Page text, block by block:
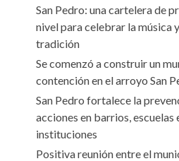
San Pedro: una cartelera de
nivel para celebrar la música
tradición
Se comenzó a construir un
contención en el arroyo San
San Pedro fortalece la
acciones en barrios, escuelas
instituciones
Positiva reunión entre el